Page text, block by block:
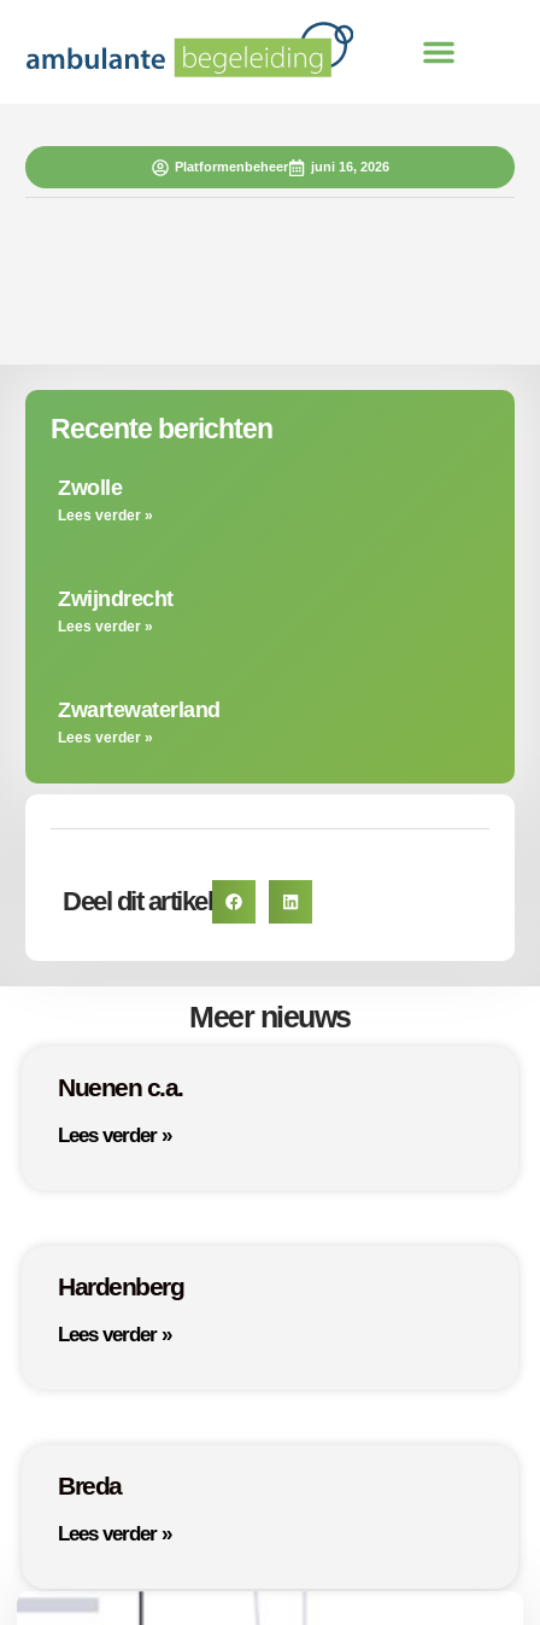
Platformenbeheer juni 16, 2026
Deel dit artikel
Recente berichten
Zwolle
Lees verder »
Zwijndrecht
Lees verder »
Zwartewaterland
Lees verder »
Meer nieuws
Nuenen c.a.
Lees verder »
Hardenberg
Lees verder »
Breda
Lees verder »